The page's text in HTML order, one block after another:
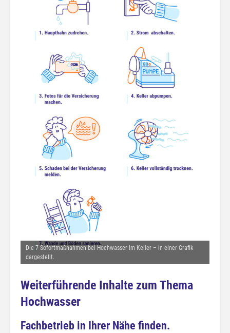
Die 7 Sofortmaßnahmen bei Hochwasser im Keller – in einer Grafik
dargestellt.
Weiterführende Inhalte zum Thema
Hochwasser
Fachbetrieb in Ihrer Nähe finden.